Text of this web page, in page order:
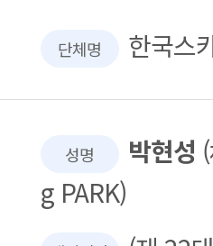
단체명 한국스
성명 박현성
g PARK)